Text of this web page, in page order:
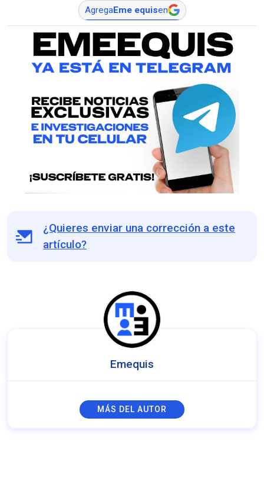
AgregaEme equisen
¿Quieres enviar una corrección a este
artículo?
Emequis
MÁS DEL AUTOR